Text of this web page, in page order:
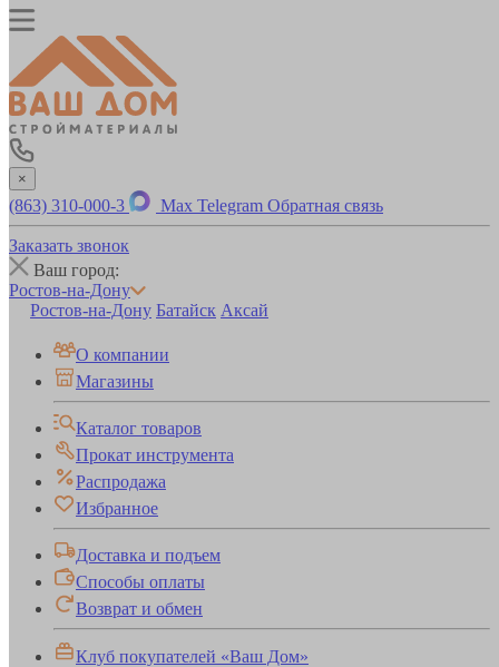
×
(863) 310-000-3 Max Telegram Обратная связь
Заказать звонок
Ваш город:
Ростов-на-Дону
Ростов-на-Дону Батайск Аксай
О компании
Магазины
Каталог товаров
Прокат инструмента
Распродажа
Избранное
Доставка и подъем
Способы оплаты
Возврат и обмен
Клуб покупателей «Ваш Дом»